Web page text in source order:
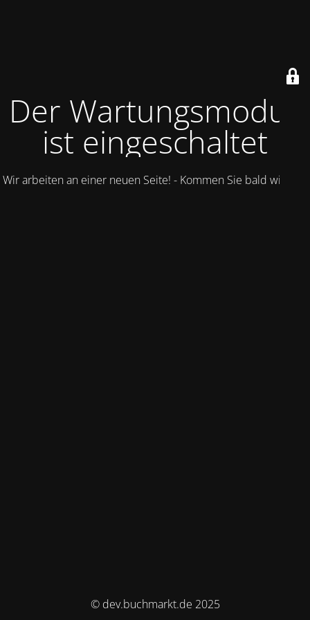
Der Wartungsmodus
ist eingeschaltet
Wir arbeiten an einer neuen Seite! - Kommen Sie bald wieder.
© dev.buchmarkt.de 2025